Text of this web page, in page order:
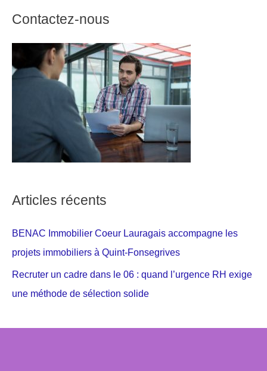
Contactez-nous
Articles récents
BENAC Immobilier Coeur Lauragais accompagne les
projets immobiliers à Quint-Fonsegrives
Recruter un cadre dans le 06 : quand l’urgence RH exige
une méthode de sélection solide